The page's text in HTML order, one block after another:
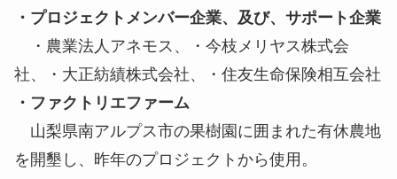
・プロジェクトメンバー企業、及び、サポート企業
・農業法人アネモス、・今枝メリヤス株式会
社、・大正紡績株式会社、・住友生命保険相互会社
・ファクトリエファーム
山梨県南アルプス市の果樹園に囲まれた有休農地
を開墾し、昨年のプロジェクトから使用。